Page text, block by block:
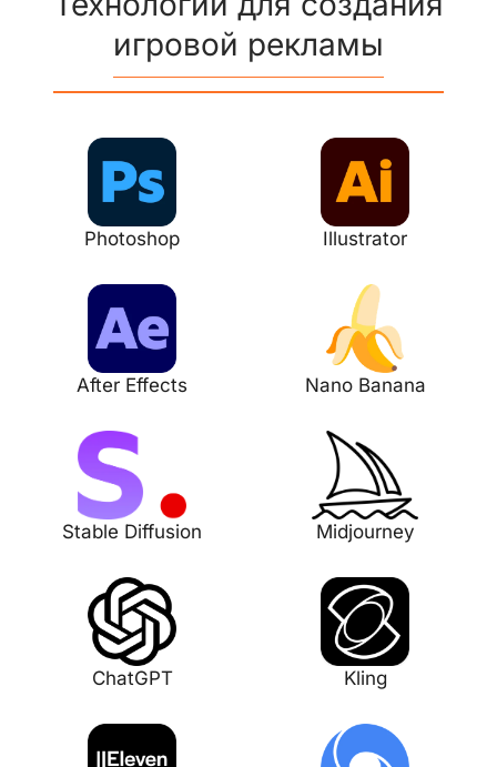
игровой рекламы
Photoshop Illustrator
After Effects Nano Banana
Stable Diffusion Midjourney
ChatGPT Kling